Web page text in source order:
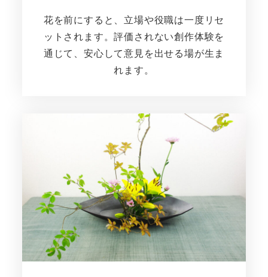
花を前にすると、立場や役職は一度リセ
ットされます。評価されない創作体験を
通じて、安心して意見を出せる場が生ま
れます。